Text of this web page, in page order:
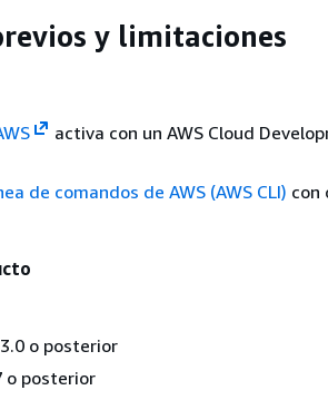
y limitaciones
activa con un AWS Cloud
de comandos de AWS (AWS CLI) con
o posterior
o posterior